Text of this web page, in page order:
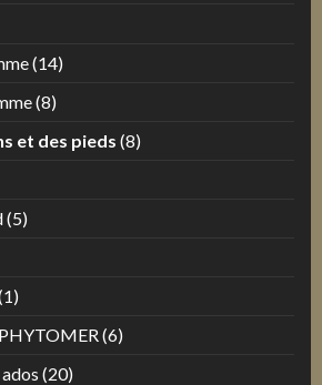
(14)
(8)
et des pieds (8)
(5)
(6)
(20)